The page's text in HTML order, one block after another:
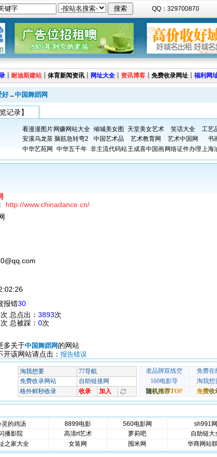
QQ：329700870
┊ 耐迪斯建站 ┊ 体育新闻资讯 ┊ 网址大全 ┊ 资讯博客 ┊ 免费收录网址 ┊ 福利网
好→中国舞蹈网
记录】
看漫漫图片 网赚网站大全 倾城美女图 天堂美女艺术 笑话大全 工艺
安溪乌龙茶 脑筋急转弯2 中国艺术品 艺术教育网 艺术中国网 书
中华艺苑网
中华五千年 非主流代码站王成喜中国画 网络证件办理上海
http://www.chinadance.cn/
报错30
次 总点出： 3893次
次 总被踩： 0次
多关于中国舞蹈网 的网站
开该网站请点击： 报告错误
灵的鸡汤 8899电影 560电影网 sh991网
播影院 高清rt艺术 萝莉吧 自助链大
之家大全 女装网 囤米网 华商网站